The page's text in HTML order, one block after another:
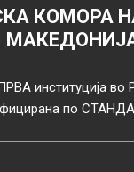
КОМОРА
институција во
по